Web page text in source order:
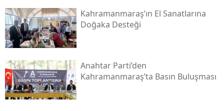
Kahramanmaraş’ın El Sanatlarına
Doğaka Desteği
Anahtar Parti’den
Kahramanmaraş’ta Basın Buluşması